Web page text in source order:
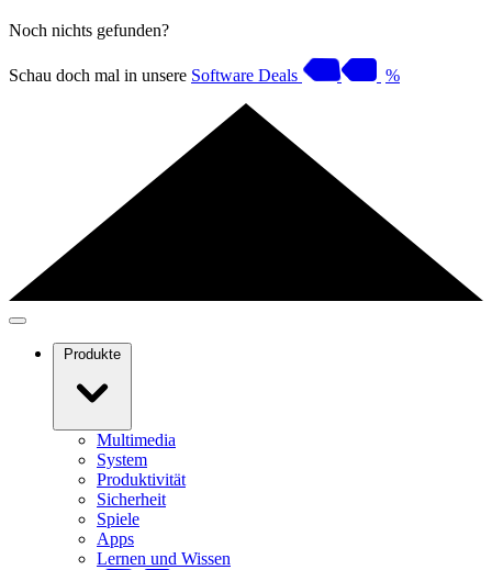
Noch nichts gefunden?
Schau doch mal in unsere Software Deals %
Produkte
Multimedia
System
Produktivität
Sicherheit
Spiele
Apps
Lernen und Wissen